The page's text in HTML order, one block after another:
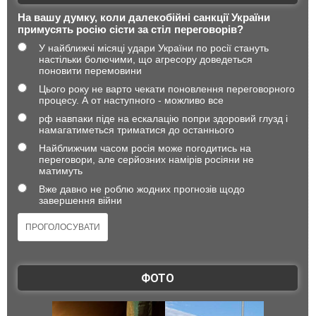
На вашу думку, коли далекобійні санкції України
примусять росію сісти за стіл переговорів?
У найближчі місяці удари України по росії стануть
настільки болючими, що агресору доведеться
поновити перемовини
Цього року не варто чекати поновлення переговорного
процесу. А от наступного - можливо все
рф навпаки піде на ескалацію попри здоровий глузд і
намагатиметься триматися до останнього
Найближчим часом росія може погодитись на
переговори, але серйозних намірів росіяни не
матимуть
Вже давно не роблю жодних прогнозів щодо
завершення війни
ФОТО